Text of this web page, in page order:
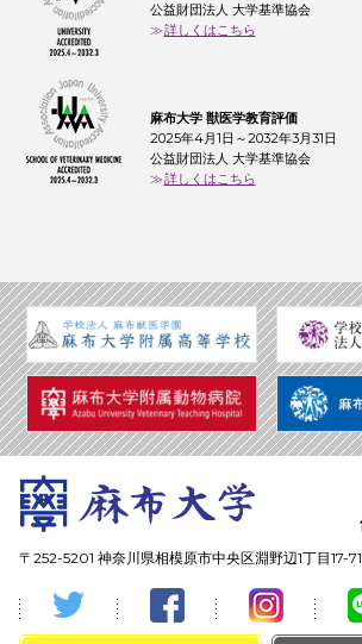
公益財団法人 大学基準協会
詳しくはこちら
麻布大学 獣医学教育評価
2025年4月1日～2032年3月31日
公益財団法人 大学基準協会
詳しくはこちら
〒252-5201 神奈川県相模原市中央区淵野辺1丁目17-71